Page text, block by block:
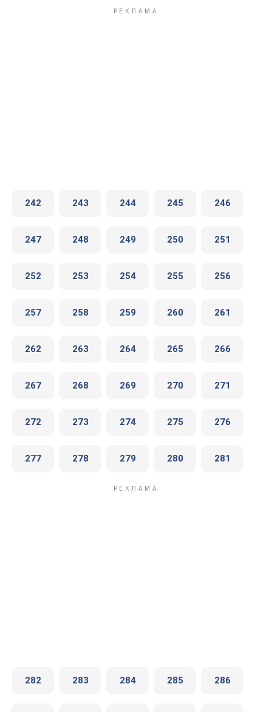
242 243 244 245 246
247 248 249 250 251
252 253 254 255 256
257 258 259 260 261
262 263 264 265 266
267 268 269 270 271
272 273 274 275 276
277 278 279 280 281
282 283 284 285 286